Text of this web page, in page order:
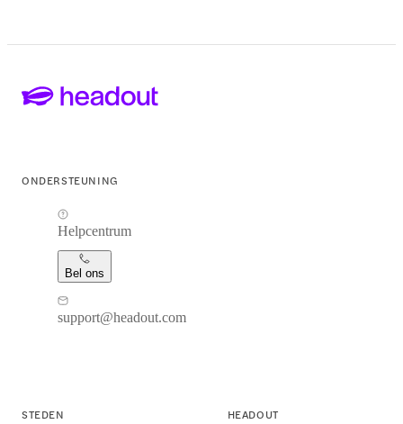
ONDERSTEUNING
Helpcentrum
Bel ons
support@headout.com
STEDEN HEADOUT